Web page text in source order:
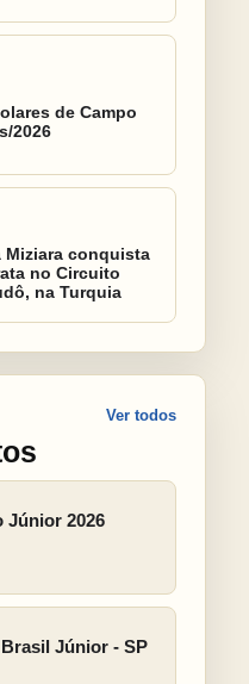
de Campo
2026
Miziara conquista
no Circuito
na Turquia
Ver todos
Júnior 2026
Júnior - SP